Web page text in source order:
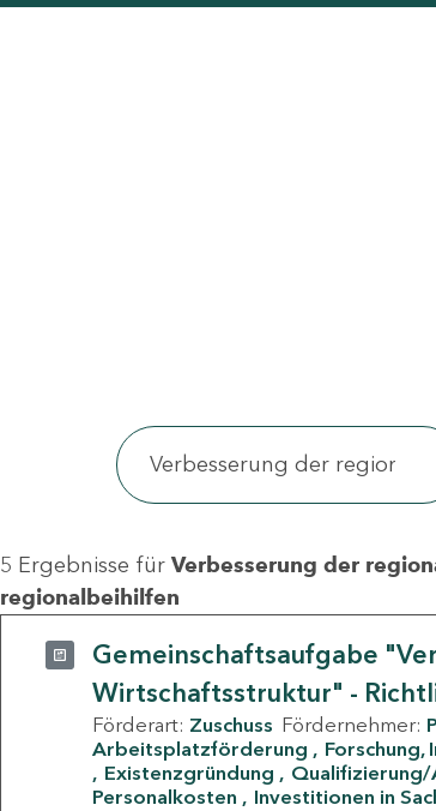
5 Ergebnisse für Verbesserung der
regionalbeihilfen
Gemeinschaftsaufgabe
Wirtschaftsstruktur" -
Förderart: Zuschuss Fördernehmer:
Arbeitsplatzförderung
Forschung,
Existenzgründung
Qualifizierung/
Personalkosten
Investitionen in